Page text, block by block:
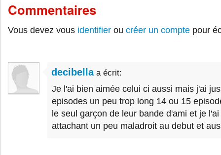
Commentaires
Vous devez vous identifier ou créer un compte pour
decibellaa écrit:
Je l'ai bien aimée celui ci aussi mais j'ai
episodes un peu trop long 14 ou 15
le seul garçon de leur bande d'ami et je
attachant un peu maladroit au debut et